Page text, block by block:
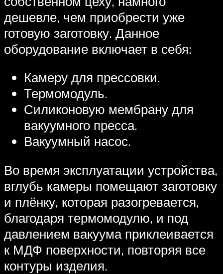
дешевле, чем приобрести уже
готовую заготовку. Данное
оборудование включает в себя:
Камеру для прессовки.
Термомодуль.
Силиконовую мембрану для
вакуумного пресса.
Вакуумный насос.
Во время эксплуатации устройства,
вглубь камеры помещают заготовку
и плёнку, которая разогревается,
благодаря термомодулю, и под
давлением вакуума приклеивается
к МДФ поверхности, повторяя все
контуры изделия.